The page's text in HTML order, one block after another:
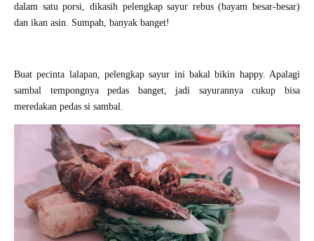
dalam satu porsi, dikasih pelengkap sayur rebus (bayam besar-besar)
dan ikan asin. Sumpah, banyak banget!
Buat pecinta lalapan, pelengkap sayur ini bakal bikin happy. Apalagi
sambal tempongnya pedas banget, jadi sayurannya cukup bisa
meredakan pedas si sambal.